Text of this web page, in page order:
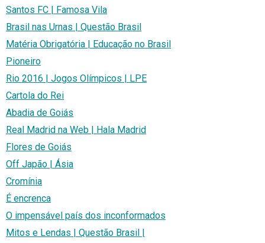
Santos FC | Famosa Vila
Brasil nas Urnas | Questão Brasil
Matéria Obrigatória | Educação no Brasil
Pioneiro
Rio 2016 | Jogos Olímpicos | LPE
Cartola do Rei
Abadia de Goiás
Real Madrid na Web | Hala Madrid
Flores de Goiás
Off Japão | Ásia
Cromínia
É encrenca
O impensável país dos inconformados
Mitos e Lendas | Questão Brasil |